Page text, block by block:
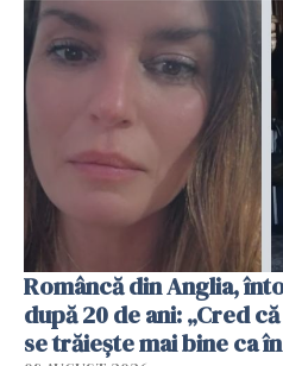
Româncă din Anglia,
după 20 de ani: „Cred
se trăiește mai bine ca